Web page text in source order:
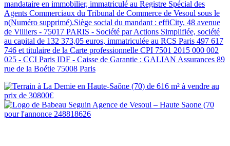
mandataire en immobilier, immatriculé au Registre Spécial des
Agents Commerciaux du Tribunal de Commerce de Vesoul sous le
n(Numéro supprimé).Siège social du mandant : effiCity, 48 avenue
de Villiers - 75017 PARIS - Société par Actions Simplifiée, société
au capital de 132 373,05 euros, immatriculée au RCS Paris 497 617
746 et titulaire de la Carte professionnelle CPI 7501 2015 000 002
025 - CCI Paris IDF - Caisse de Garantie : GALIAN Assurances 89
rue de la Boétie 75008 Paris